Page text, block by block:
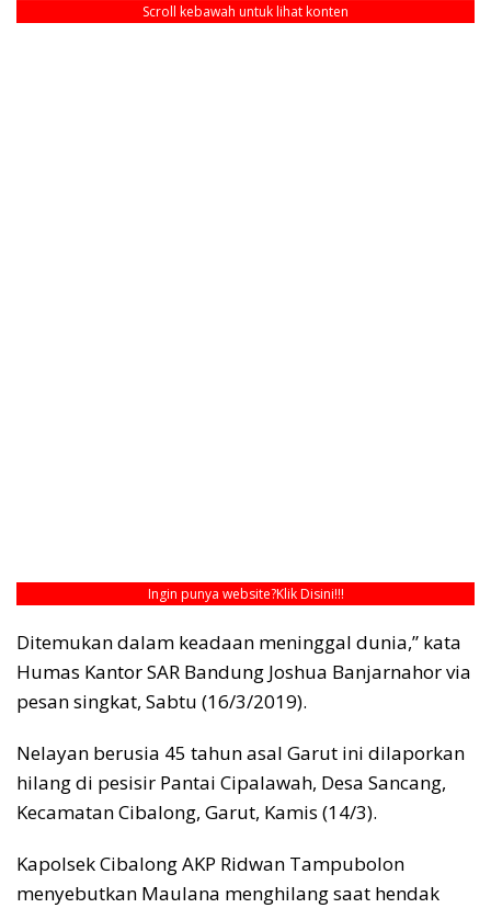
Scroll kebawah untuk lihat konten
Ingin punya website?Klik Disini!!!
Ditemukan dalam keadaan meninggal dunia,” kata
Humas Kantor SAR Bandung Joshua Banjarnahor via
pesan singkat, Sabtu (16/3/2019).
Nelayan berusia 45 tahun asal Garut ini dilaporkan
hilang di pesisir Pantai Cipalawah, Desa Sancang,
Kecamatan Cibalong, Garut, Kamis (14/3).
Kapolsek Cibalong AKP Ridwan Tampubolon
menyebutkan Maulana menghilang saat hendak